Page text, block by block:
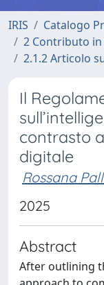
IRIS
Catalogo
2 Contributo
2.1.2 Articolo
Il
contrasto
digitale
Rossana
2025
Abstract
After outlining